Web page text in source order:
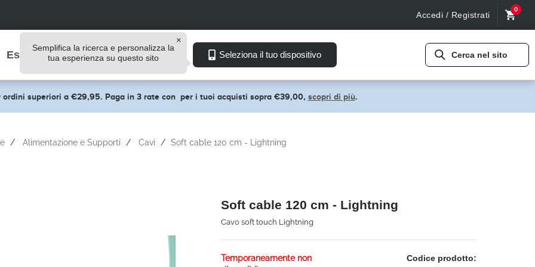
Accedi / Registrati
0
Esplora
Semplifica la ricerca e personalizza la
tua esperienza su questo sito
Seleziona il tuo dispositivo Cerca nel sito
ordini superiori a €29,95. Paga in 3 rate con per i tuoi acquisti sopra €39,00, scopri di più.
Alimentazione e Supporti Cavi Soft cable 120 cm - Lightning
Soft cable 120 cm - Lightning
Cavo soft touch Lightning
Temporaneamente non
Codice prodotto: